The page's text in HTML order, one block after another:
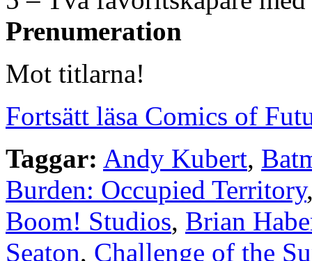
Prenumeration
Mot titlarna!
Fortsätt läsa Comics of
Taggar: Andy Kubert,
Burden: Occupied Territory
Boom! Studios, Brian
Seaton, Challenge of the